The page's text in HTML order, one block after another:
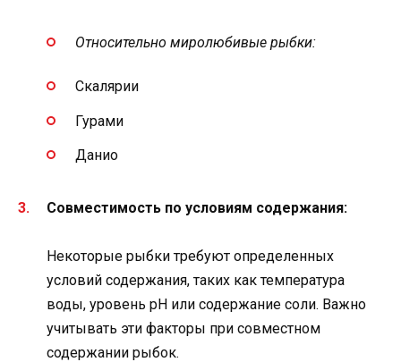
Относительно миролюбивые рыбки:
Скалярии
Гурами
Данио
Совместимость по условиям содержания:
Некоторые рыбки требуют определенных
условий содержания, таких как температура
воды, уровень pH или содержание соли. Важно
учитывать эти факторы при совместном
содержании рыбок.